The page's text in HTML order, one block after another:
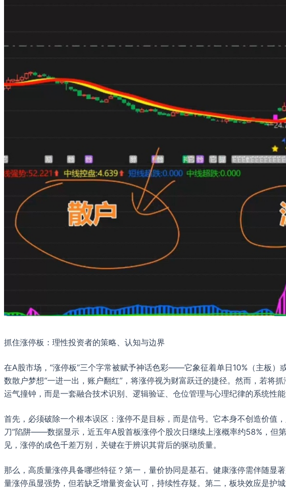
抓住涨停板：理性投资者的策略、认知与边界
在A股市场，“涨停板”三个字常被赋予神话色彩——它象征着单日10%（主板
数散户梦想“一进一出，账户翻红”，将涨停视为财富跃迁的捷径。然而，若将
运气撞钟，而是一套融合技术识别、逻辑验证、仓位管理与心理纪律的系统性
首先，必须破除一个根本误区：涨停不是目标，而是信号。它本身不创造价值
刀”陷阱——数据显示，近五年A股首板涨停个股次日继续上涨概率约58%，但
见，涨停的成色千差万别，关键在于辨识其背后的驱动质量。
那么，高质量涨停具备哪些特征？第一，量价协同是基石。健康涨停需伴随显
量涨停虽显强势，但若缺乏增量资金认可，持续性存疑。第二，板块效应是护